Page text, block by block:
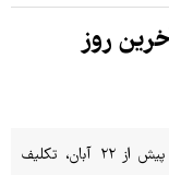
داد: ۲۲ آبان آخرین روز
عضو هیئت مدیره استقلال گفت که به‌زودی و تا پیش از ۲۲ آبان، تکلیف